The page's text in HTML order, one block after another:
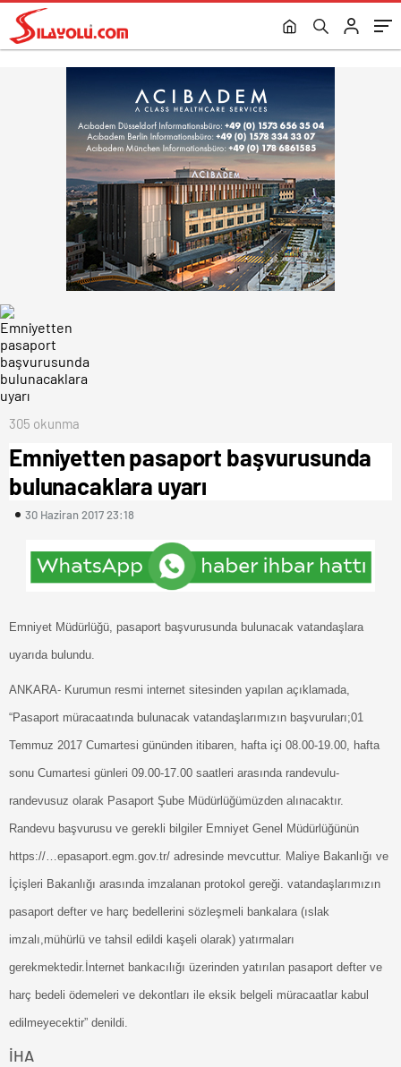
305 okunma
Emniyetten pasaport başvurusunda
bulunacaklara uyarı
30 Haziran 2017 23:18
Emniyet Müdürlüğü, pasaport başvurusunda bulunacak vatandaşlara
uyarıda bulundu.
ANKARA- Kurumun resmi internet sitesinden yapılan açıklamada,
“Pasaport müracaatında bulunacak vatandaşlarımızın başvuruları;01
Temmuz 2017 Cumartesi gününden itibaren, hafta içi 08.00-19.00, hafta
sonu Cumartesi günleri 09.00-17.00 saatleri arasında randevulu-
randevusuz olarak Pasaport Şube Müdürlüğümüzden alınacaktır.
Randevu başvurusu ve gerekli bilgiler Emniyet Genel Müdürlüğünün
https://…epasaport.egm.gov.tr/ adresinde mevcuttur. Maliye Bakanlığı ve
İçişleri Bakanlığı arasında imzalanan protokol gereği. vatandaşlarımızın
pasaport defter ve harç bedellerini sözleşmeli bankalara (ıslak
imzalı,mühürlü ve tahsil edildi kaşeli olarak) yatırmaları
gerekmektedir.İnternet bankacılığı üzerinden yatırılan pasaport defter ve
harç bedeli ödemeleri ve dekontları ile eksik belgeli müracaatlar kabul
edilmeyecektir” denildi.
İHA